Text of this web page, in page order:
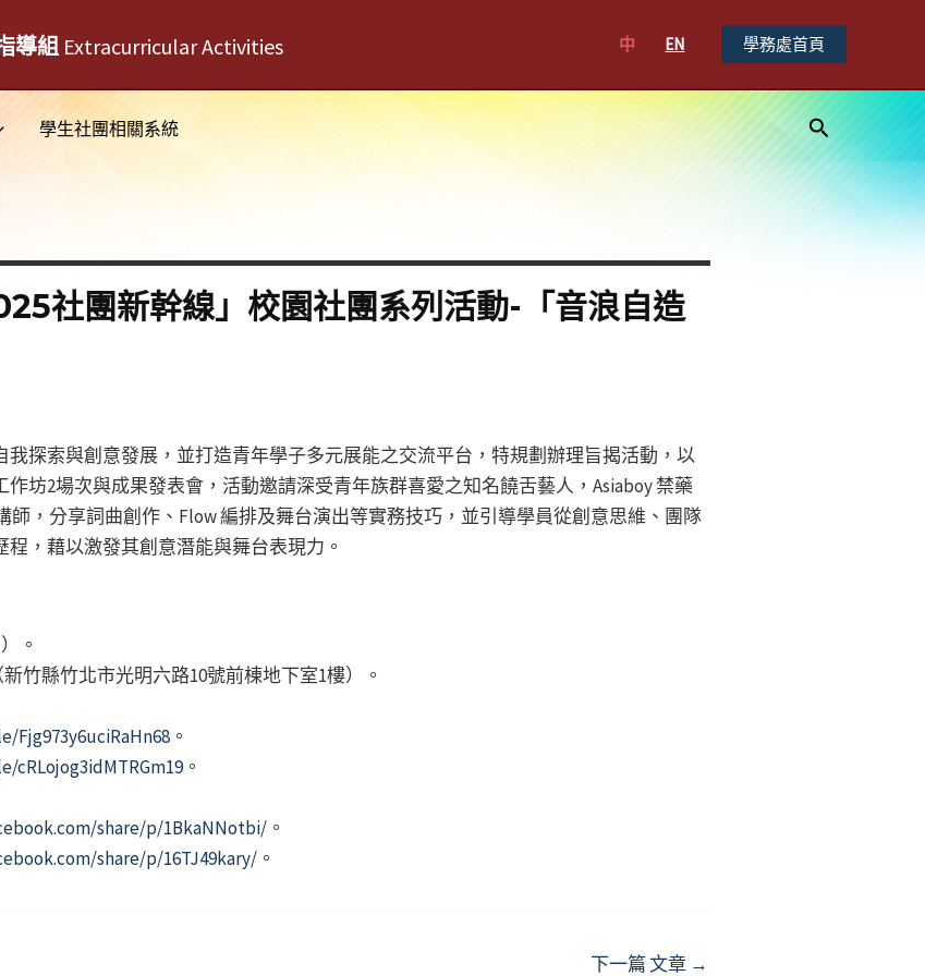
導組 Extracurricular Activities 中 EN 學務處首頁
學生社團相關系統
搜
尋
社團新幹線」校園社團系列活動-「音浪自造
探索與創意發展，並打造青年學子多元展能之交流平台，特規劃辦理旨揭活動，以
坊2場次與成果發表會，活動邀請深受青年族群喜愛之知名饒舌藝人，Asiaboy 禁藥
師，分享詞曲創作、Flow 編排及舞台演出等實務技巧，並引導學員從創意思維、團隊
，藉以激發其創意潛能與舞台表現力。
。
竹縣竹北市光明六路10號前棟地下室1樓）。
Fjg973y6uciRaHn68。
cRLojog3idMTRGm19。
share/p/1BkaNNotbi/。
share/p/16TJ49kary/。
下一篇 文章 →